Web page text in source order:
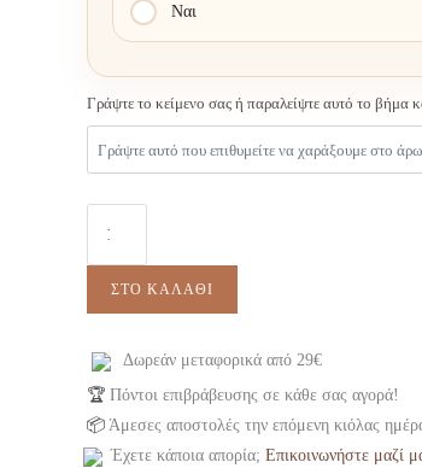
Ναι
Γράψτε το κείμενο σας ή παραλείψτε αυτό το βήμα
ΣΤΟ ΚΑΛΆΘΙ
Δωρεάν μεταφορικά από 29€
🏆 Πόντοι επιβράβευσης σε κάθε σας αγορά!
📦 Άμεσες αποστολές την επόμενη κιόλας
Έχετε κάποια απορία; Επικοινωνήστε μαζί